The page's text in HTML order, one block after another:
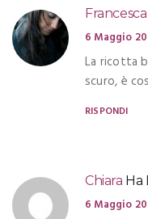
Francesca
6 Maggio
La ricotta
scuro, è
RISPONDI
Chiara Ha
6 Maggio